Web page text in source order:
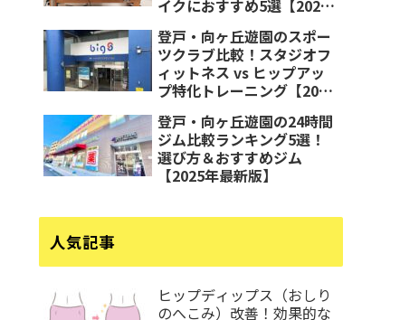
イクにおすすめ5選【2025
登戸・向ヶ丘遊園のスポー
ツクラブ比較！スタジオフ
ィットネス vs ヒップアッ
プ特化トレーニング【2025
登戸・向ヶ丘遊園の24時間
ジム比較ランキング5選！
選び方＆おすすめジム
【2025年最新版】
人気記事
ヒップディップス（おしり
のへこみ）改善！効果的な